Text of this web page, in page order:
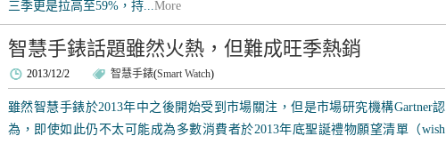
三季更是拉高至59%，持...More
智慧手錶話題雖然火熱，但難成旺季熱銷
2013/12/2 智慧手錶(Smart Watch)
雖然智慧手錶於2013年中之後開始受到市場關注，但是市場研究機構Gartner認
為，即使如此仍不太可能成為多數消費者於2013年底聖誕禮物願望清單（wish